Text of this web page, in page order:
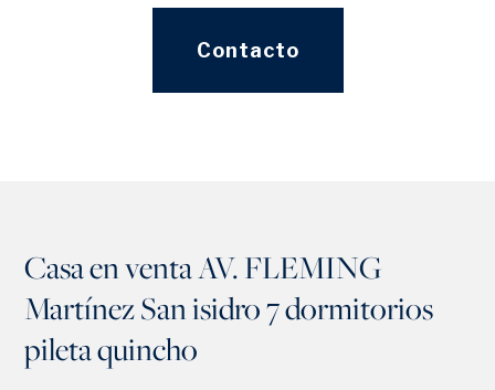
Contacto
Casa en venta AV. FLEMING
Martínez San isidro 7 dormitorios
pileta quincho